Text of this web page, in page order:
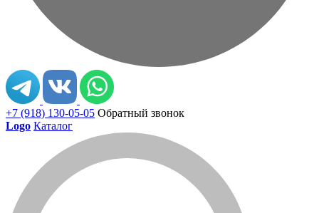
+7 (918) 130-05-05 Обратный звонок
Logo Каталог